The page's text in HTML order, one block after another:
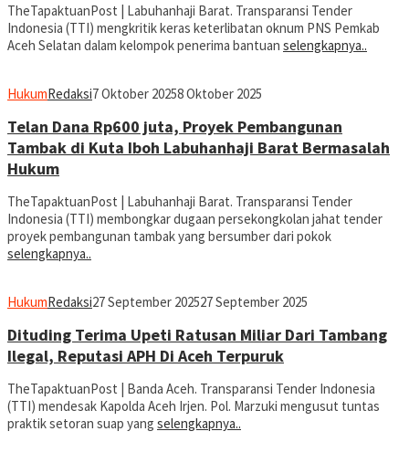
TheTapaktuanPost | Labuhanhaji Barat. Transparansi Tender
Indonesia (TTI) mengkritik keras keterlibatan oknum PNS Pemkab
Aceh Selatan dalam kelompok penerima bantuan selengkapnya..
HukumRedaksi7 Oktober 20258 Oktober 2025
Telan Dana Rp600 juta, Proyek Pembangunan
Tambak di Kuta Iboh Labuhanhaji Barat Bermasalah
Hukum
TheTapaktuanPost | Labuhanhaji Barat. Transparansi Tender
Indonesia (TTI) membongkar dugaan persekongkolan jahat tender
proyek pembangunan tambak yang bersumber dari pokok
selengkapnya..
HukumRedaksi27 September 202527 September 2025
Dituding Terima Upeti Ratusan Miliar Dari Tambang
Ilegal, Reputasi APH Di Aceh Terpuruk
TheTapaktuanPost | Banda Aceh. Transparansi Tender Indonesia
(TTI) mendesak Kapolda Aceh Irjen. Pol. Marzuki mengusut tuntas
praktik setoran suap yang selengkapnya..